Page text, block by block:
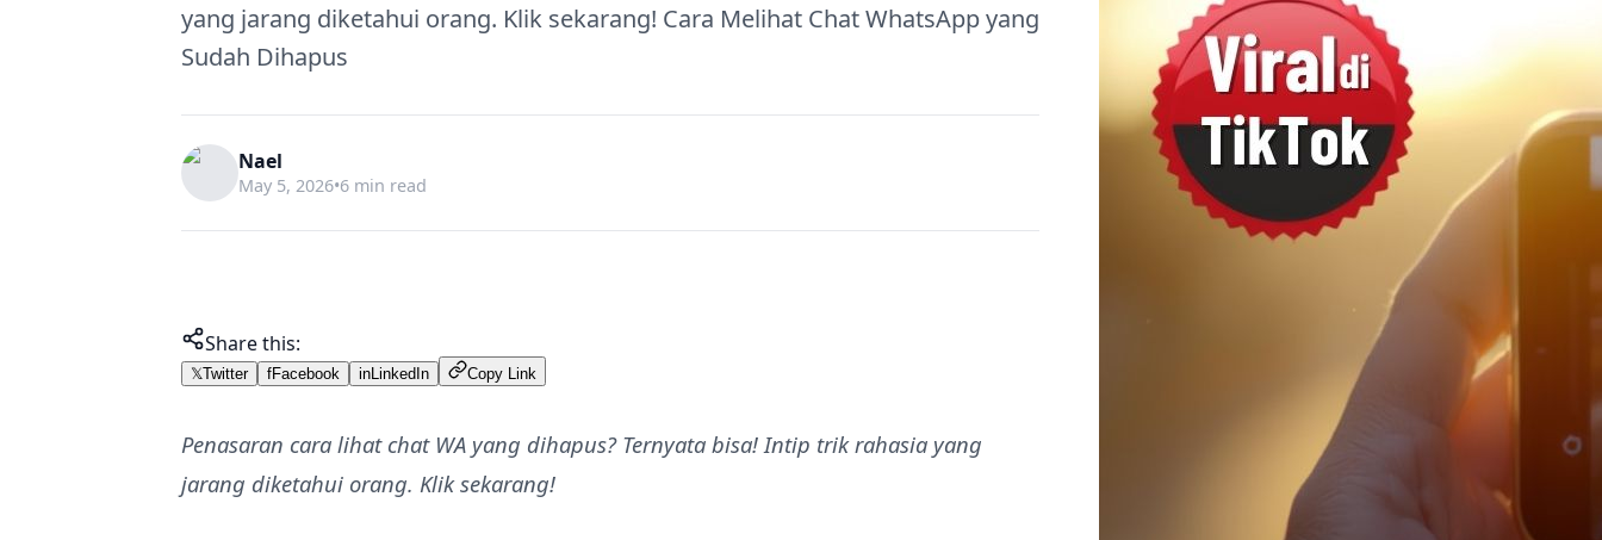
yang jarang diketahui orang. Klik sekarang! Cara Melihat Chat WhatsApp yang
Sudah Dihapus
Nael
May 5, 2026•6 min read
Share this:
𝕏Twitter fFacebook inLinkedIn Copy Link
Penasaran cara lihat chat WA yang dihapus? Ternyata bisa! Intip trik rahasia yang
jarang diketahui orang. Klik sekarang!